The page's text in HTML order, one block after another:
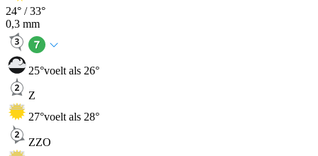
24° /33°
0,3 mm
25°voelt als 26°
Z
27°voelt als 28°
ZZO